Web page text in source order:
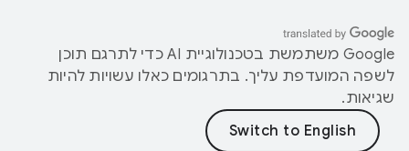
‫Google משתמשת בטכנולוגיית AI כדי לתרגם תוכן
לשפה המועדפת עליך. בתרגומים כאלו עשויות להיות
שגיאות.